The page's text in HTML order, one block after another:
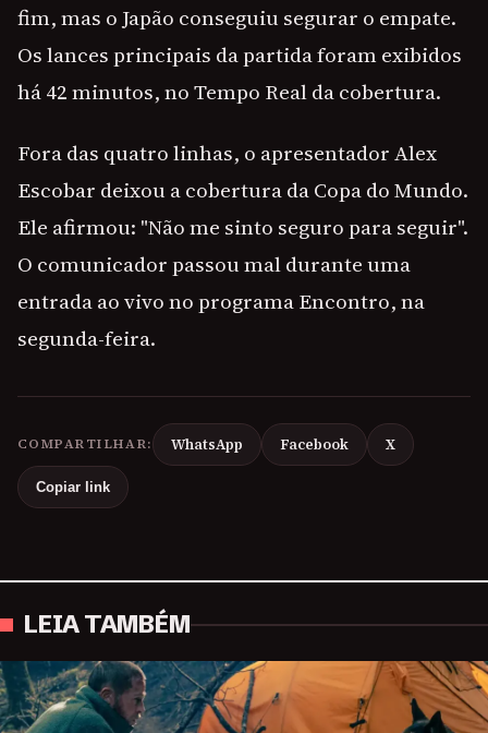
fim, mas o Japão conseguiu segurar o empate.
Os lances principais da partida foram exibidos
há 42 minutos, no Tempo Real da cobertura.
Fora das quatro linhas, o apresentador Alex
Escobar deixou a cobertura da Copa do Mundo.
Ele afirmou: "Não me sinto seguro para seguir".
O comunicador passou mal durante uma
entrada ao vivo no programa Encontro, na
segunda-feira.
COMPARTILHAR: WhatsApp Facebook X
Copiar link
LEIA TAMBÉM